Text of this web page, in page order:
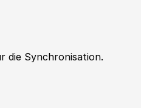
die Synchronisation.